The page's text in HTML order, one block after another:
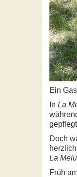
Ein
In La
Doch
La
Früh